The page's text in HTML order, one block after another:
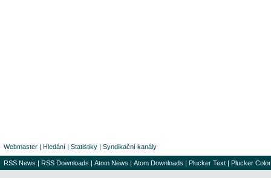
Webmaster | Hledání | Statistiky | Syndikační kanály
RSS News | RSS Downloads | Atom News | Atom Downloads | Plucker Text | Plucker Color